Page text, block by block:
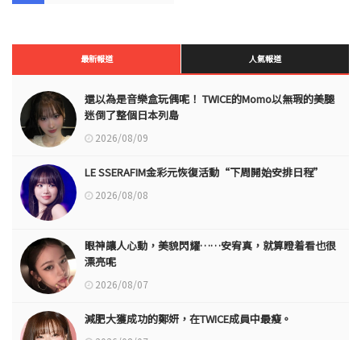
最新報道 人氣報道
還以為是音樂盒玩偶呢！ TWICE的Momo以無瑕的美腿
迷倒了整個日本列島
2026/08/09
LE SSERAFIM金彩元恢復活動“下周開始安排日程”
2026/08/08
眼神讓人心動，美貌閃耀……安宥真，就算瞪着看也很
漂亮呢
2026/08/07
減肥大獲成功的鄭妍，在TWICE成員中最瘦。